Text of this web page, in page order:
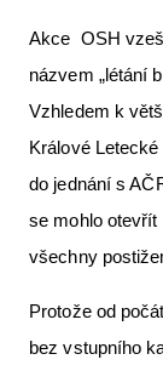
Akce OSH
názvem „létání
Vzhledem k
Králové
do jednání s
se mohlo
všechny
Protože od
bez vstupního